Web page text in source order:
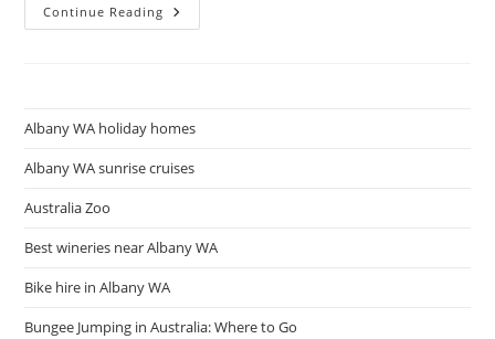
Continue Reading เซฟ
ไว้
ครบ
คู่
โมง
เช็ก
นี่
Albany WA holiday homes
Albany WA sunrise cruises
Australia Zoo
Best wineries near Albany WA
Bike hire in Albany WA
Bungee Jumping in Australia: Where to Go